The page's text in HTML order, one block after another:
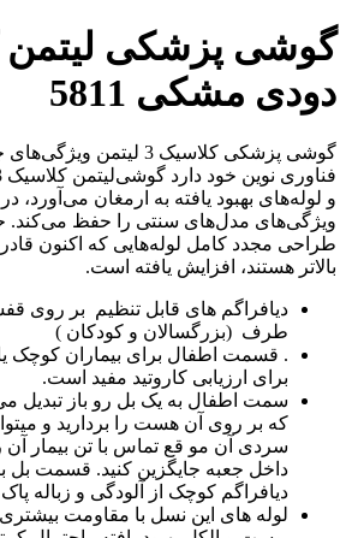
دودی مشکی 5811
گوشی‌ پزشکی کلاسیک 3
و لوله‌های بهبود یافته به ارمغان می‌آورد،
ویژگی‌های مدل‌های سنتی را حفظ می‌کند.
طراحی مجدد کامل لوله‌هایی که اکنون قادر
بالاتر هستند، افزایش یافته است.
دیافراگم های قابل تنظیم بر روی
طرف (بزرگسالان و کودکان )
. قسمت اطفال برای بیماران کوچک یا
برای ارزیابی کاروتید مفید است.
سمت اطفال به یک بل رو باز تبدیل
که بر روی آن هست را بردارید و
سردی آن مو قع تماس با تن بیمار آن
داخل جعبه جایگزین کنید. قسمت بل
دیافراگم کوچک از آلودگی و زباله
لوله های این نسل با مقاومت